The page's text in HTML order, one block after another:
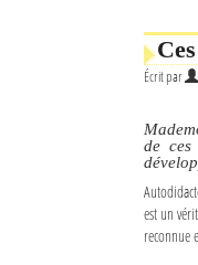
Écrit par
de
est un
reconnue